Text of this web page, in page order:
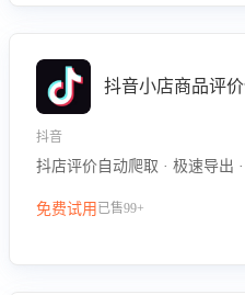
抖音小店商品评
抖音
抖店评价自动爬取 · 极速导出
免费试用 已售99+